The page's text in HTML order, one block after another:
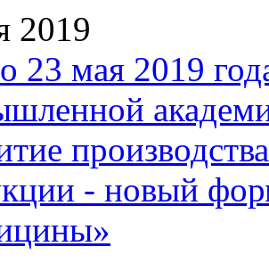
2019
23 мая 2019
- новый